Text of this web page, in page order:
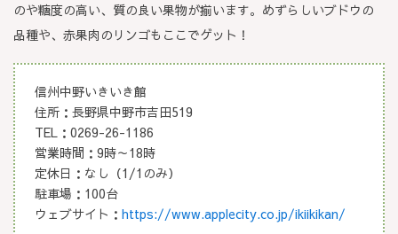
のや糖度の高い、質の良い果物が揃います。めずらしいブドウの
品種や、赤果肉のリンゴもここでゲット！
信州中野いきいき館
住所：長野県中野市吉田519
TEL：0269-26-1186
営業時間：9時～18時
定休日：なし（1/1のみ）
駐車場：100台
ウェブサイト： https://www.applecity.co.jp/ikiikikan/